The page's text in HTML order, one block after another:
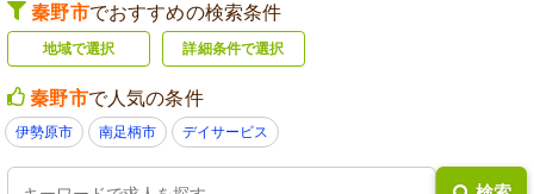
秦野市でおすすめの検索条件
地域で選択 詳細条件で選択
秦野市で人気の条件
伊勢原市 南足柄市 デイサービス